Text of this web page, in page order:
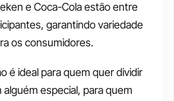
e Coca-Cola estão entre
garantindo variedade
os consumidores.
é ideal para quem quer dividir
alguém especial, para quem